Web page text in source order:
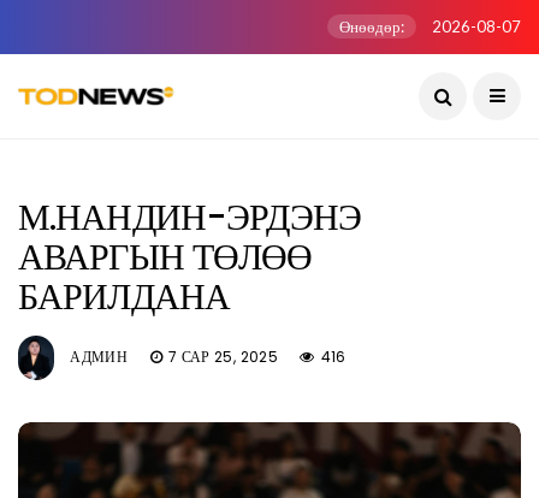
Өнөөдөр: 2026-08-07
М.НАНДИН-ЭРДЭНЭ
АВАРГЫН ТӨЛӨӨ
БАРИЛДАНА
АДМИН 7 САР 25, 2025 416